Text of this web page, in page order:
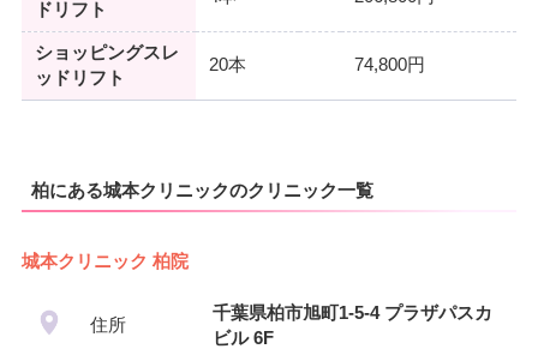
ドリフト
ショッピングスレ
ッドリフト
20本 74,800円
柏にある城本クリニックのクリニック一覧
城本クリニック 柏院
住所
千葉県柏市旭町1-5-4 プラザパスカ
ビル 6F